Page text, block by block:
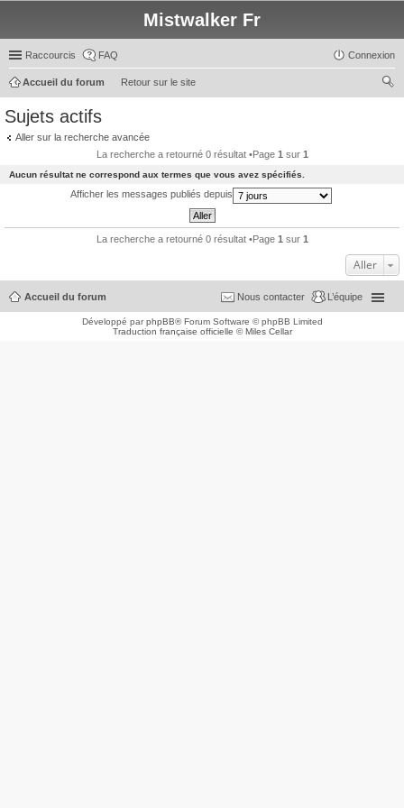
Mistwalker Fr
Raccourcis FAQ Connexion
Retour sur le site
Accueil du forum
Sujets actifs
Aller sur la recherche avancée
La recherche a retourné 0 résultat •Page 1 sur 1
Aucun résultat ne correspond aux termes que vous avez spécifiés.
Afficher les messages publiés depuis
La recherche a retourné 0 résultat •Page 1 sur 1
Aller
Accueil du forum L’équipe
Nous contacter
Développé parphpBB® Forum Software © phpBB Limited
Traduction française officielle ©Miles Cellar